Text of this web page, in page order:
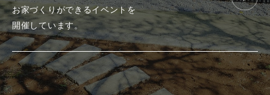
お家づくりができるイベントを
開催しています。